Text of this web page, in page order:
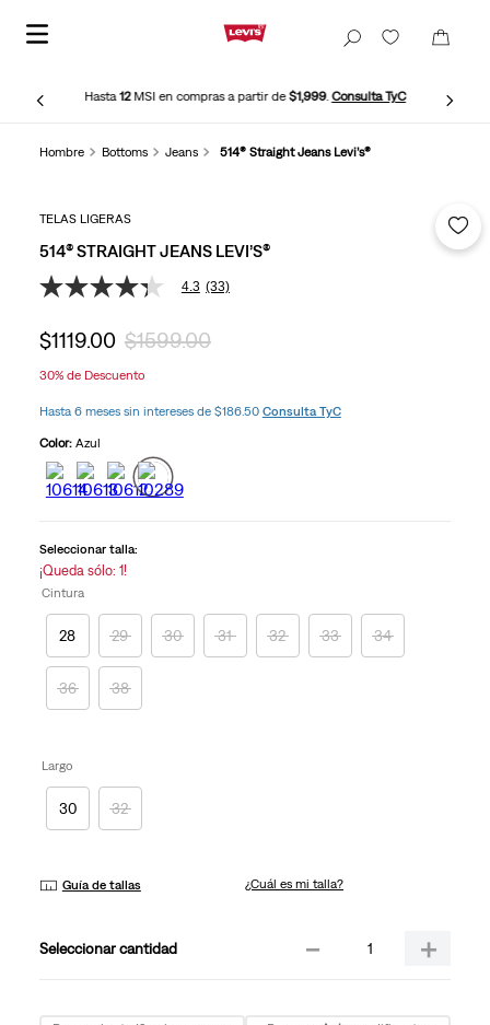
Hasta12MSI en compras a partir de$1,999.Consulta TyC
Hombre Bottoms Jeans 514® Straight Jeans Levi’s®
TELAS LIGERAS
514® STRAIGHT JEANS LEVI’S®
4.3
5
estrellas,
medio
valoración.
Read
33
Reviews.
Enlace
página.
4.3 (33)
$1119.00 $1599.00
30%de Descuento
Hasta 6 meses sin intereses de $186.50 Consulta TyC
Color: Azul
Seleccionar talla:
¡Queda sólo: 1!
Cintura
28 29 30 31 32 33 34
36 38
Largo
30 32
Guía de tallas ¿Cuál es mi talla?
cantidad ＋
－